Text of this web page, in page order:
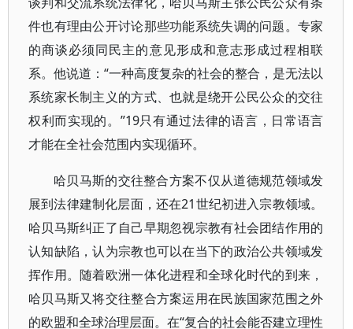
件也有理由公开讨论那些功能系统失调的问题。专家
的商谈必须同民主的意见形成和意志形成过程相联
系。他说道：“一种高度复杂的社会的整合，是无法以
系统家长制主义的方式、也就是绕开公民公众的交往
权利而实现的。”19只有通过法律的语言，日常语言
才能在全社会范围内实现循环。
哈贝马斯的交往整合方案不仅从道德规范领域发
展到法律建制化层面，还在21世纪初进入宗教领域。
哈贝马斯纠正了自己早期忽视宗教有社会团结作用的
认知缺陷，认为宗教也可以在当下的政治公共领域发
挥作用。随着欧洲一体化进程和全球化时代的到来，
哈贝马斯又将交往整合方案运用在民族国家范围之外
的欧盟和全球治理层面。在“复合的社会能否建立理性